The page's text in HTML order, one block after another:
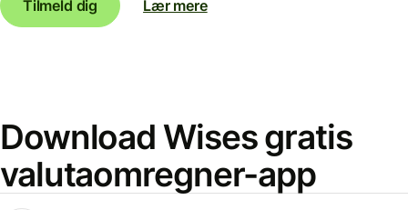
Tilmeld dig
Lær mere
Download Wises gratis
valutaomregner-app